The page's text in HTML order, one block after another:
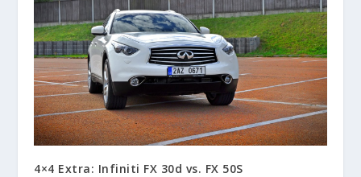
4×4 Extra: Infiniti FX 30d vs. FX 50S